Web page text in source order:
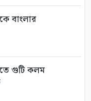
বাংলার
গুটি কলম